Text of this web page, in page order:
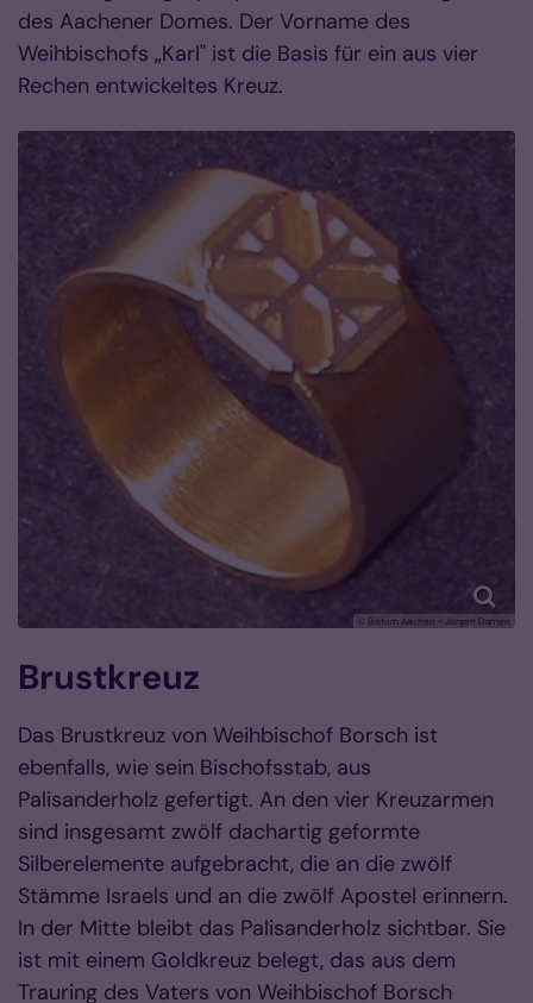
des Aachener Domes. Der Vorname des
Weihbischofs „Karl" ist die Basis für ein aus vier
Rechen entwickeltes Kreuz.
© Bistum Aachen - Jürgen Damen
Brustkreuz
Das Brustkreuz von Weihbischof Borsch ist
ebenfalls, wie sein Bischofsstab, aus
Palisanderholz gefertigt. An den vier Kreuzarmen
sind insgesamt zwölf dachartig geformte
Silberelemente aufgebracht, die an die zwölf
Stämme Israels und an die zwölf Apostel erinnern.
In der Mitte bleibt das Palisanderholz sichtbar. Sie
ist mit einem Goldkreuz belegt, das aus dem
Trauring des Vaters von Weihbischof Borsch